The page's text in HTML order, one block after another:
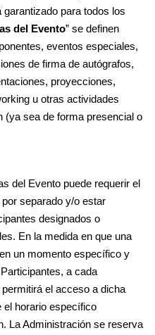
para todos los
del Evento” se definen
eventos especiales,
de firma de autógrafos,
proyecciones,
u otras actividades
(ya sea de forma presencial o
del Evento puede requerir el
separado y/o estar
designados o
En la medida en que una
un momento específico y
a cada
el acceso a dicha
el horario específico
La Administración se reserva